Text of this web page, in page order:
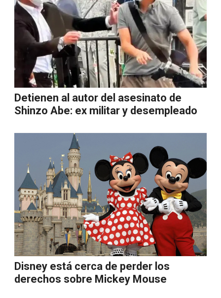
Detienen al autor del asesinato de
Shinzo Abe: ex militar y desempleado
Disney está cerca de perder los
derechos sobre Mickey Mouse